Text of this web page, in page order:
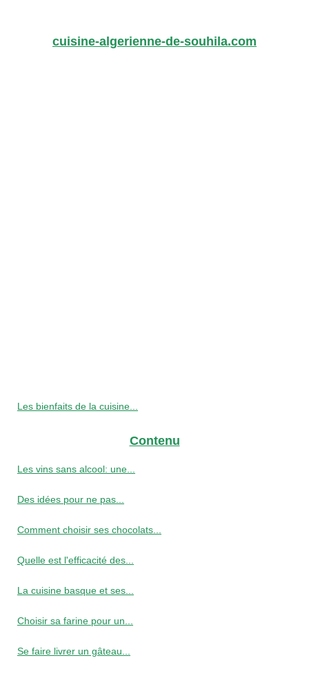
cuisine-algerienne-de-souhila.com
Les bienfaits de la cuisine...
Contenu
Les vins sans alcool: une...
Des idées pour ne pas...
Comment choisir ses chocolats...
Quelle est l'efficacité des...
La cuisine basque et ses...
Choisir sa farine pour un...
Se faire livrer un gâteau...